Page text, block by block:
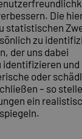
Die
statistischen
zu
der uns dabei
und
oder
– so
ein